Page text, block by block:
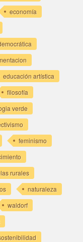
economía
educación artística
filosofía
verde
feminismo
rurales
naturaleza
waldorf